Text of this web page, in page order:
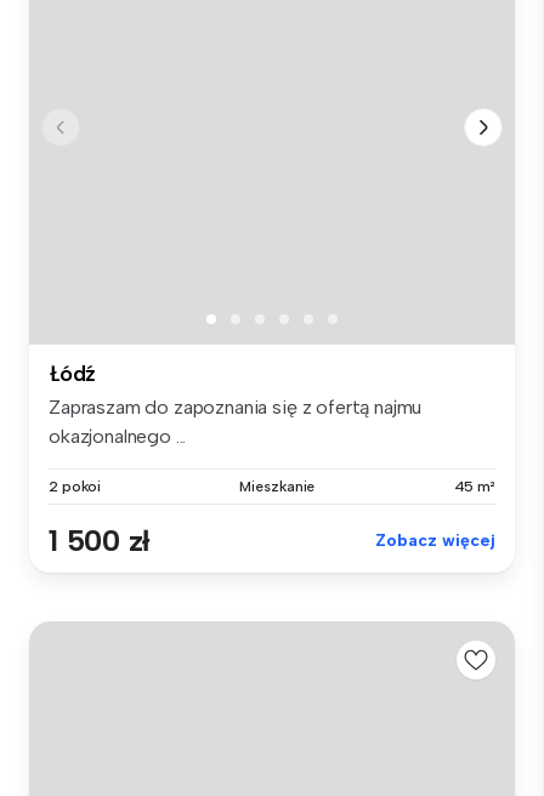
Łódź
Zapraszam do zapoznania się z ofertą najmu
okazjonalnego ...
2 pokoi Mieszkanie 45 m²
1 500 zł Zobacz więcej